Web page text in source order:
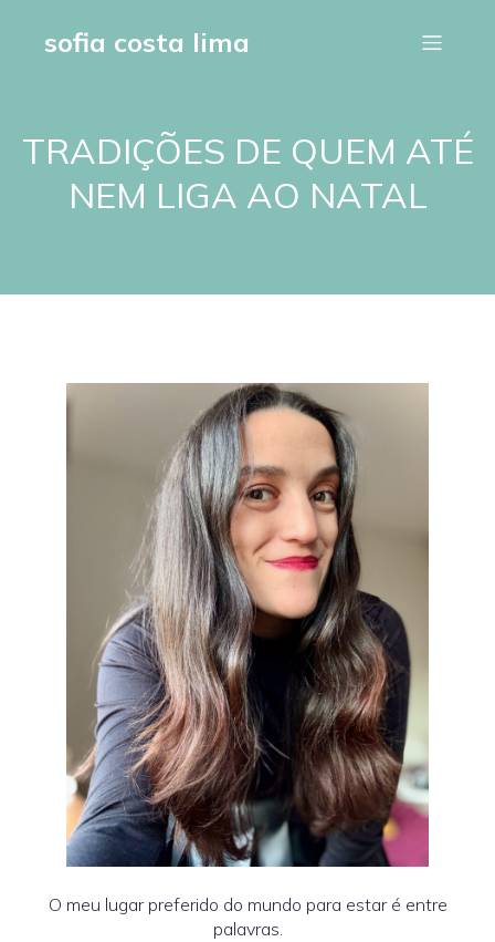
sofia costa lima
TRADIÇÕES DE QUEM ATÉ
NEM LIGA AO NATAL
O meu lugar preferido do mundo para estar é entre
palavras.